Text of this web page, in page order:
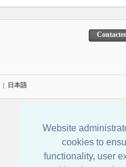
Website
cookies to
functionality, user
| 日本語